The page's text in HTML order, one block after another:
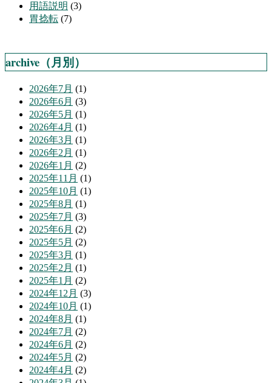
用語説明 (3)
胃捻転 (7)
archive（月別）
2026年7月 (1)
2026年6月 (3)
2026年5月 (1)
2026年4月 (1)
2026年3月 (1)
2026年2月 (1)
2026年1月 (2)
2025年11月 (1)
2025年10月 (1)
2025年8月 (1)
2025年7月 (3)
2025年6月 (2)
2025年5月 (2)
2025年3月 (1)
2025年2月 (1)
2025年1月 (2)
2024年12月 (3)
2024年10月 (1)
2024年8月 (1)
2024年7月 (2)
2024年6月 (2)
2024年5月 (2)
2024年4月 (2)